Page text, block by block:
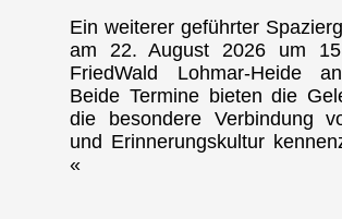
Ein weiterer geführter
am 22. August 2026 um
FriedWald Lohmar-Heide
Beide Termine bieten die
die besondere Verbindung
und Erinnerungskultur
«